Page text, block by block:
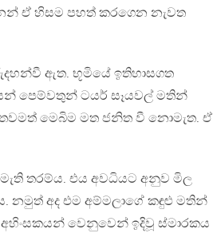
ඒ හිසම පහත් කරගෙන නැවත
ඇත. භූමියේ ඉතිහාසගත
පෙම්වතුන් ටයර් සෑයවල් මතින්
මෙබිම මත ජනිත වී නොමැත. ඒ
තරම්ය. එය අවධියට අනුව මිල
නමුත් අද එම අම්මලාගේ කඳුළු මතින්
වෙනුවෙන් ඉදිවූ ස්මාරකය